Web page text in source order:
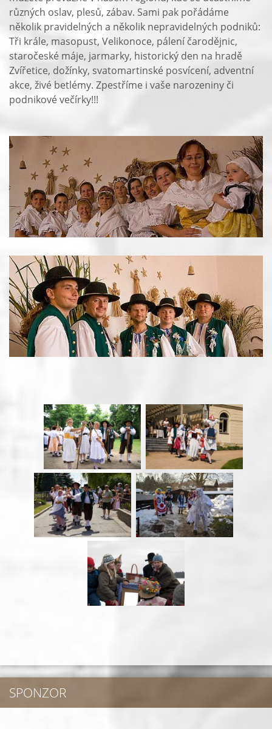
různých oslav, plesů, zábav. Sami pak pořádáme
několik pravidelných a několik nepravidelných podniků:
Tři krále, masopust, Velikonoce, pálení čarodějnic,
staročeské máje, jarmarky, historický den na hradě
Zvířetice, dožínky, svatomartinské posvícení, adventní
akce, živé betlémy. Zpestříme i vaše narozeniny či
podnikové večírky!!!
SPONZOR